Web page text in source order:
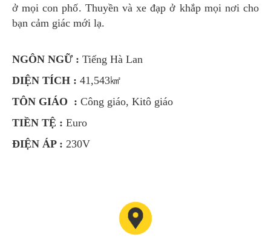
ở mọi con phố. Thuyền và xe đạp ở khắp mọi nơi cho
bạn cảm giác mới lạ.
NGÔN NGỮ : Tiếng Hà Lan
DIỆN TÍCH : 41,543㎢
TÔN GIÁO : Công giáo, Kitô giáo
TIỀN TỆ : Euro
ĐIỆN ÁP : 230V